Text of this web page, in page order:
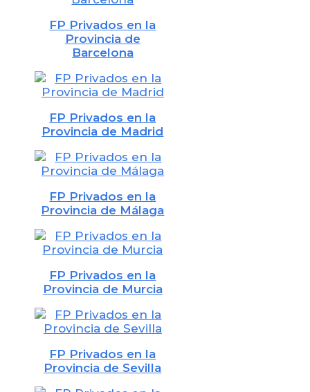
FP Privados en la
Provincia de
Barcelona
FP Privados en la
Provincia de Madrid
FP Privados en la
Provincia de Málaga
FP Privados en la
Provincia de Murcia
FP Privados en la
Provincia de Sevilla